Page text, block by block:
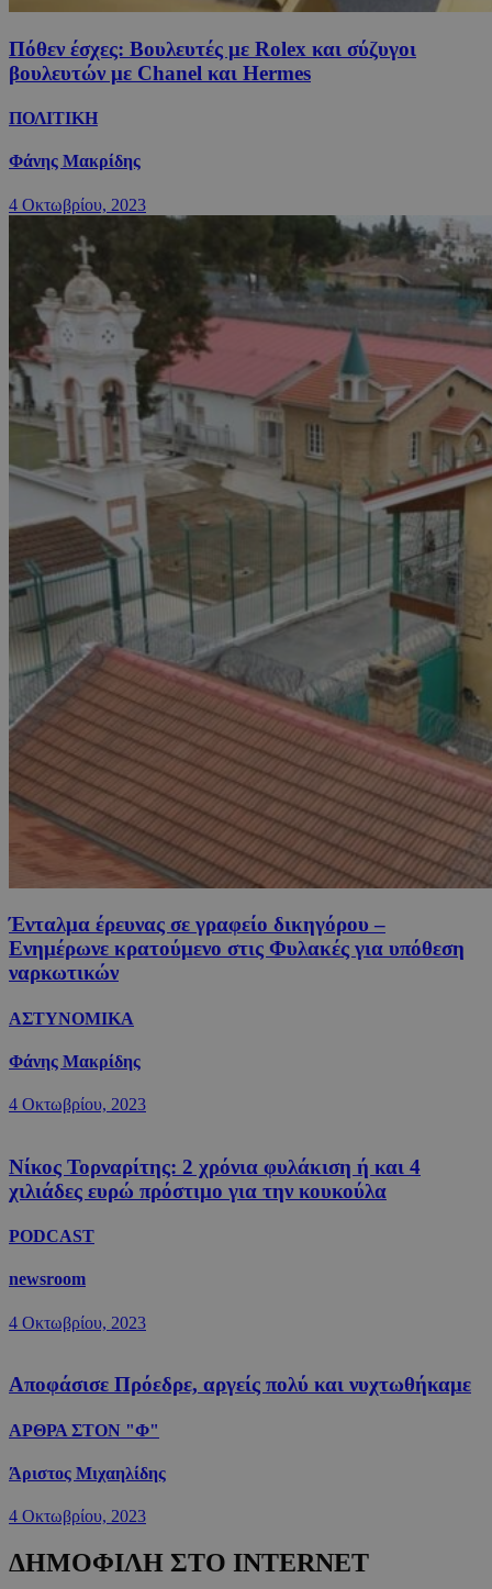
Πόθεν έσχες: Βουλευτές με Rolex και σύζυγοι
βουλευτών με Chanel και Hermes
ΠΟΛΙΤΙΚΗ
Φάνης Μακρίδης
4 Οκτωβρίου, 2023
Ένταλμα έρευνας σε γραφείο δικηγόρου –
Ενημέρωνε κρατούμενο στις Φυλακές για υπόθεση
ναρκωτικών
ΑΣΤΥΝΟΜΙΚΑ
Φάνης Μακρίδης
4 Οκτωβρίου, 2023
Νίκος Τορναρίτης: 2 χρόνια φυλάκιση ή και 4
χιλιάδες ευρώ πρόστιμο για την κουκούλα
PODCAST
newsroom
4 Οκτωβρίου, 2023
Αποφάσισε Πρόεδρε, αργείς πολύ και νυχτωθήκαμε
ΑΡΘΡΑ ΣΤΟΝ "Φ"
Άριστος Μιχαηλίδης
4 Οκτωβρίου, 2023
ΔΗΜΟΦΙΛΗ ΣΤΟ INTERNET